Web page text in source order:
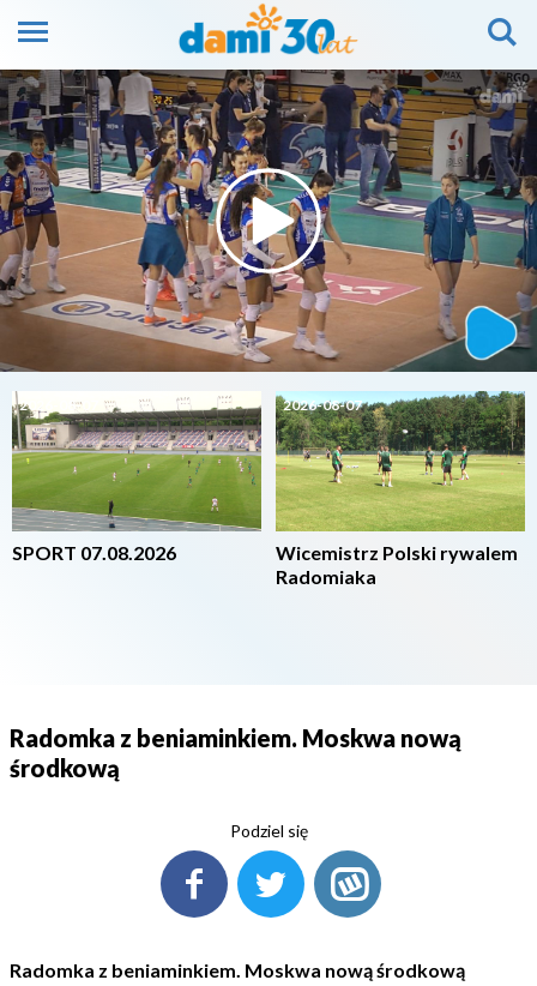
2026-08-07
SPORT 07.08.2026
2026-08-07
Wicemistrz Polski rywalem
Radomiaka
Radomka z beniaminkiem. Moskwa nową
środkową
Podziel się
Radomka z beniaminkiem. Moskwa nową środkową